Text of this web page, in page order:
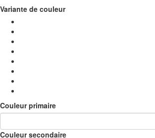
Variante de couleur
Couleur primaire
Couleur secondaire